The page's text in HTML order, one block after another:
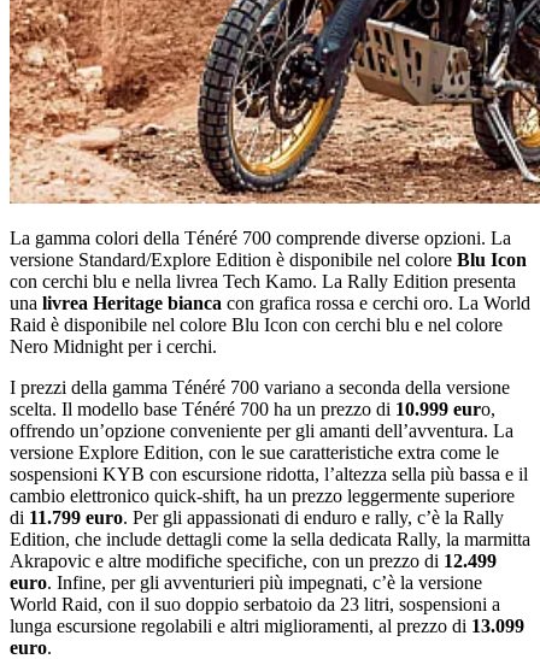
La gamma colori della Ténéré 700 comprende diverse opzioni. La
versione Standard/Explore Edition è disponibile nel colore Blu Icon
con cerchi blu e nella livrea Tech Kamo. La Rally Edition presenta
una livrea Heritage bianca con grafica rossa e cerchi oro. La World
Raid è disponibile nel colore Blu Icon con cerchi blu e nel colore
Nero Midnight per i cerchi.
I prezzi della gamma Ténéré 700 variano a seconda della versione
scelta. Il modello base Ténéré 700 ha un prezzo di 10.999 euro,
offrendo un’opzione conveniente per gli amanti dell’avventura. La
versione Explore Edition, con le sue caratteristiche extra come le
sospensioni KYB con escursione ridotta, l’altezza sella più bassa e il
cambio elettronico quick-shift, ha un prezzo leggermente superiore
di 11.799 euro. Per gli appassionati di enduro e rally, c’è la Rally
Edition, che include dettagli come la sella dedicata Rally, la marmitta
Akrapovic e altre modifiche specifiche, con un prezzo di 12.499
euro. Infine, per gli avventurieri più impegnati, c’è la versione
World Raid, con il suo doppio serbatoio da 23 litri, sospensioni a
lunga escursione regolabili e altri miglioramenti, al prezzo di 13.099
euro.